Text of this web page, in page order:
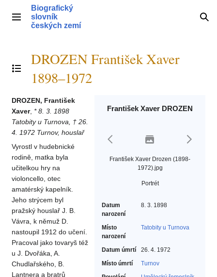
obsahHlavní menu
Biografický
slovník
českých zemí
Přepnout obsah
DROZEN František Xaver
1898–1972
František Xaver DROZEN
František Xaver Drozen (1898-
1972).jpg
Portrét
Datum
narození
8. 3. 1898
Místo
narození
Tatobity u Turnova
Datum úmrtí
26. 4. 1972
Místo úmrtí
Turnov
DROZEN, František
Xaver, * 8. 3. 1898
Tatobity u Turnova, † 26.
4. 1972 Turnov, houslař
Vyrostl v hudebnické
rodině, matka byla
učitelkou hry na
violoncello, otec
amatérský kapelník.
Jeho strýcem byl
pražský houslař J. B.
Vávra, k němuž D.
nastoupil 1912 do učení.
Pracoval jako tovaryš též
u J. Dvořáka, A.
Chudlařského, B.
Lantnera a bratrů